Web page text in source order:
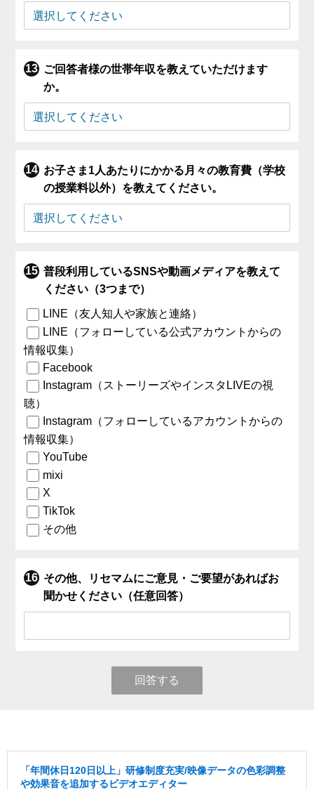
ご回答者様の世帯年収を教えていただけます
か。
お子さま1人あたりにかかる月々の教育費（学校
の授業料以外）を教えてください。
普段利用しているSNSや動画メディアを教えて
ください（3つまで）
LINE（友人知人や家族と連絡）
LINE（フォローしている公式アカウントからの
情報収集）
Facebook
Instagram（ストーリーズやインスタLIVEの視
聴）
Instagram（フォローしているアカウントからの
情報収集）
YouTube
mixi
X
TikTok
その他
その他、リセマムにご意見・ご要望があればお
聞かせください（任意回答）
回答する
「年間休日120日以上」研修制度充実/映像データの色彩調整
や効果音を追加するビデオエディター